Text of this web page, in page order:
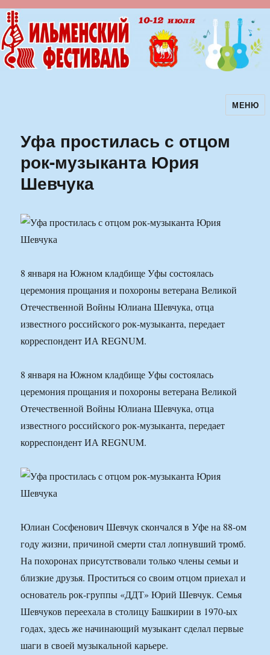
Ильменский фестиваль авторской
песни
МЕНЮ
Уфа простилась с отцом
рок-музыканта Юрия
Шевчука
8 января на Южном кладбище Уфы состоялась
церемония прощания и похороны ветерана Великой
Отечественной Войны Юлиана Шевчука, отца
известного российского рок-музыканта, передает
корреспондент ИА REGNUM.
8 января на Южном кладбище Уфы состоялась
церемония прощания и похороны ветерана Великой
Отечественной Войны Юлиана Шевчука, отца
известного российского рок-музыканта, передает
корреспондент ИА REGNUM.
Юлиан Сосфенович Шевчук скончался в Уфе на 88-ом
году жизни, причиной смерти стал лопнувший тромб.
На похоронах присутствовали только члены семьи и
близкие друзья. Проститься со своим отцом приехал и
основатель рок-группы «ДДТ» Юрий Шевчук. Семья
Шевчуков переехала в столицу Башкирии в 1970-ых
годах, здесь же начинающий музыкант сделал первые
шаги в своей музыкальной карьере.